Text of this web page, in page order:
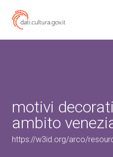
motivi
ambito
https://w3id.org/arco/